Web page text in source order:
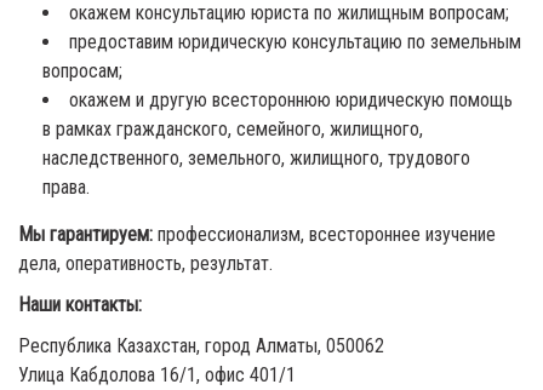
окажем консультацию юриста по жилищным вопросам;
предоставим юридическую консультацию по земельным
вопросам;
окажем и другую всестороннюю юридическую помощь
в рамках гражданского, семейного, жилищного,
наследственного, земельного, жилищного, трудового
права.
Мы гарантируем: профессионализм, всестороннее изучение
дела, оперативность, результат.
Наши контакты:
Республика Казахстан, город Алматы, 050062
Улица Кабдолова 16/1, офис 401/1